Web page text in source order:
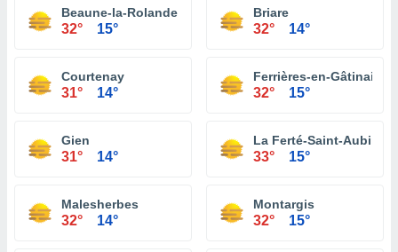
Beaune-la-Rolande
32° 15°
Briare
32° 14°
Courtenay
31° 14°
Ferrières-en-Gâtinais
32° 15°
Gien
31° 14°
La Ferté-Saint-Aubin
33° 15°
Malesherbes
32° 14°
Montargis
32° 15°